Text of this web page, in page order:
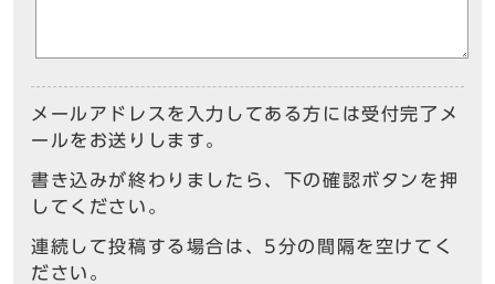
メールアドレスを入力してある方には受付完了メ
ールをお送りします。
書き込みが終わりましたら、下の確認ボタンを押
してください。
連続して投稿する場合は、5分の間隔を空けてく
ださい。